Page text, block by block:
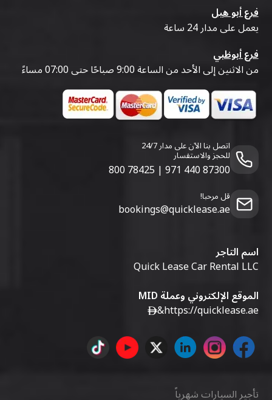
فرع أبو هيل
يعمل على مدار 24 ساعة
فرع أبوظبي
من الاثنين إلى الأحد من الساعة 9:00 صباحًا حتى 07:00 مساءً
اتصل بنا الآن على مدار 24/7
للحجز والاستفسار
800 78425 | 971 440 87300
قل مرحبا!
bookings@quicklease.ae
اسم التاجر
Quick Lease Car Rental LLC
الموقع الإلكتروني وعملة MID
https://quicklease.ae
&
تأجير السيارات شهرياً